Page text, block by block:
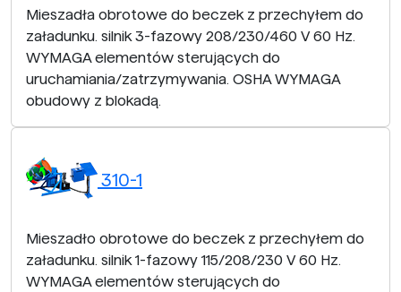
Mieszadła obrotowe do beczek z przechyłem do
załadunku. silnik 3-fazowy 208/230/460 V 60 Hz.
WYMAGA elementów sterujących do
uruchamiania/zatrzymywania. OSHA WYMAGA
obudowy z blokadą.
310-1
Mieszadło obrotowe do beczek z przechyłem do
załadunku. silnik 1-fazowy 115/208/230 V 60 Hz.
WYMAGA elementów sterujących do